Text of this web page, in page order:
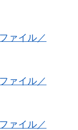
ァイル／
ァイル／
ァイル／